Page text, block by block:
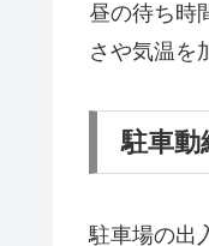
昼の待ち時
さや気温を
駐車動
駐車場の出